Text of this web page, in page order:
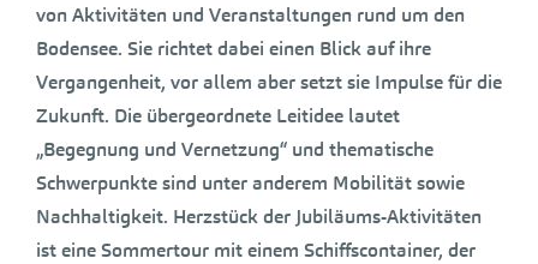
von Aktivitäten und Veranstaltungen rund um den
Bodensee. Sie richtet dabei einen Blick auf ihre
Vergangenheit, vor allem aber setzt sie Impulse für die
Zukunft. Die übergeordnete Leitidee lautet
„Begegnung und Vernetzung“ und thematische
Schwerpunkte sind unter anderem Mobilität sowie
Nachhaltigkeit. Herzstück der Jubiläums-Aktivitäten
ist eine Sommertour mit einem Schiffscontainer, der